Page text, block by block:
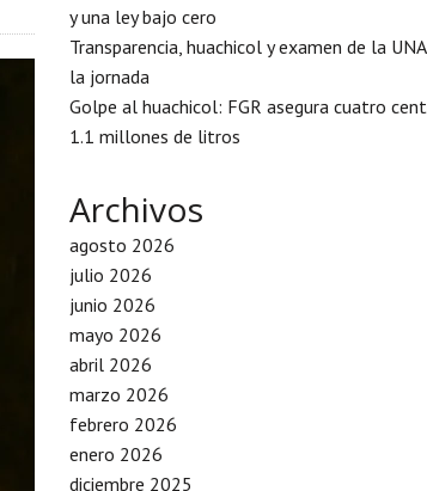
y una ley bajo cero
Transparencia, huachicol y examen de la
la jornada
Golpe al huachicol: FGR asegura cuatro
1.1 millones de litros
Archivos
agosto 2026
julio 2026
junio 2026
mayo 2026
abril 2026
marzo 2026
febrero 2026
enero 2026
diciembre 2025